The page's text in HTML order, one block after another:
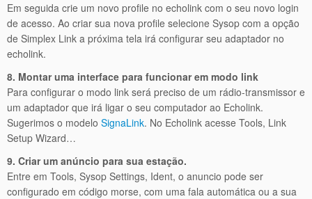
Em seguida crie um novo profile no echolink com o seu novo login
de acesso. Ao criar sua nova profile selecione Sysop com a opção
de Simplex Link a próxima tela irá configurar seu adaptador no
echolink.
8. Montar uma interface para funcionar em modo link
Para configurar o modo link será preciso de um rádio-transmissor e
um adaptador que irá ligar o seu computador ao Echolink.
Sugerimos o modelo SignaLink. No Echolink acesse Tools, Link
Setup Wizard…
9. Criar um anúncio para sua estação.
Entre em Tools, Sysop Settings, Ident, o anuncio pode ser
configurado em código morse, com uma fala automática ou a sua